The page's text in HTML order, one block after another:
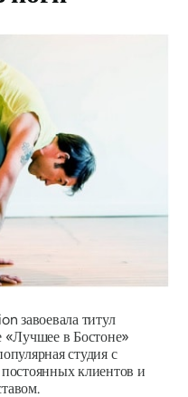
завоевала титул
«Лучшее в Бостоне»
студия с
клиентов и